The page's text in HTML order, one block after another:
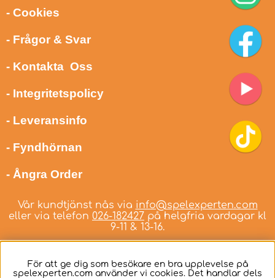
- Cookies
- Frågor & Svar
- Kontakta Oss
- Integritetspolicy
- Leveransinfo
- Fyndhörnan
- Ångra Order
Vår kundtjänst nås via info@spelexperten.com
eller via telefon 026-182427 på helgfria vardagar kl
9-11 & 13-16.
För att ge dig som besökare en bra upplevelse på
spelexperten.com använder vi cookies. Det handlar dels